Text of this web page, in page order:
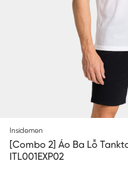
Insidemen
[Combo 2] Áo Ba Lỗ
ITL001EXP02